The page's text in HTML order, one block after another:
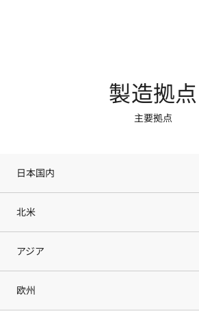
製造拠点
主要拠点
日本国内
北米
アジア
欧州